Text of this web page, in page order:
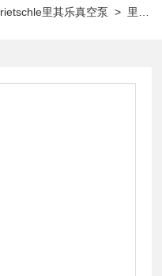
rietschle里其乐真空泵 > 里其乐真空泵维修